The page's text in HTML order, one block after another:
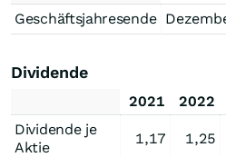
Geschäftsjahresende
Dividende
2021 2022
Dividende je
Aktie
1,17 1,25